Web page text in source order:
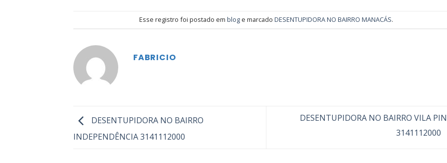
Esse registro foi postado em bloge marcado DESENTUPIDORA NO BAIRRO MANACÁS.
FABRICIO
DESENTUPIDORA NO BAIRRO
INDEPENDÊNCIA 3141112000
DESENTUPIDORA NO BAIRRO VILA
3141112000